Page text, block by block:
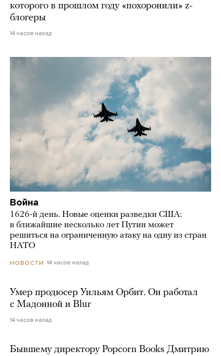
которого в прошлом году «похоронили» z-
блогеры
14 часов назад
Война
1626-й день. Новые оценки разведки США:
в ближайшие несколько лет Путин может
решиться на ограниченную атаку на одну из стран
НАТО
НОВОСТИ 14 часов назад
Умер продюсер Уильям Орбит. Он работал
с Мадонной и Blur
14 часов назад
Бывшему директору Popcorn Books Дмитрию